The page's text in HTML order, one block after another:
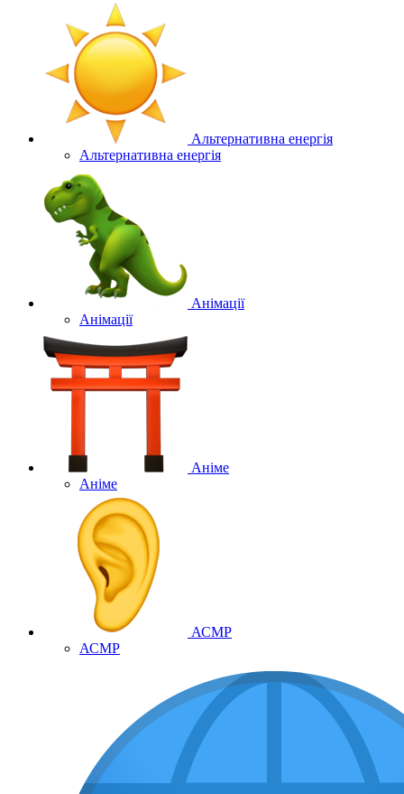
Альтернативна енергія
Альтернативна енергія
Анімації
Анімації
Аніме
Аніме
АСМР
АСМР